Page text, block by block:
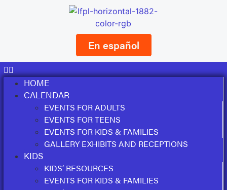
En español
HOME
CALENDAR
EVENTS FOR ADULTS
EVENTS FOR TEENS
EVENTS FOR KIDS & FAMILIES
GALLERY EXHIBITS AND RECEPTIONS
KIDS
KIDS’ RESOURCES
EVENTS FOR KIDS & FAMILIES